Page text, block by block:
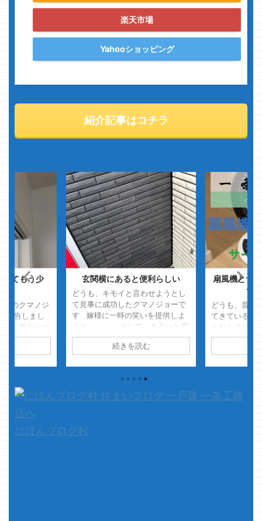
楽天市場
Yahooショッピング
紹介記事はコチラ
てもう少
増のクマノジ
告しまし
ェアクセス
て なに？そ
でもいい記
番どうでも
と笑ってま
玄関横にあると便利らしい
どうも、キモイと言わせようとし
て見事に成功したクマノジョーで
す 嫁様に一時の笑いを提供しよ
うと・・・・ そして、キモいと言
わせようと実行したスマホの壁紙
設定ｗ 見事に笑顔のキモい
が我が家の玄関扉廻りの写真でホ
ーム画面をハイドロテクトタイル
ｗ」 やったぜっ！！ さて、本
題です 今回は特になんだっても
続きを読む
扇風機とサ
ち
どうも、昔よ
てきているク
んなんでしょ
うに痛みを発
題です 少し
にほんブログ村